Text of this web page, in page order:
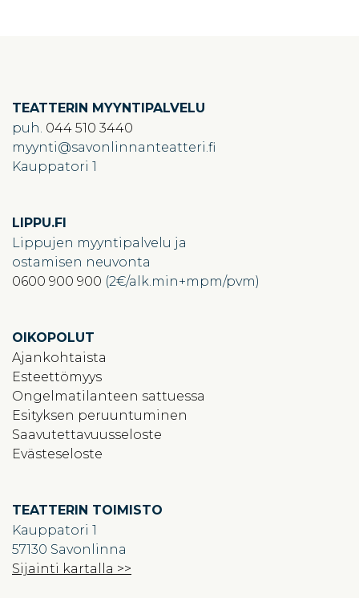
TEATTERIN MYYNTIPALVELU
puh. 044 510 3440
myynti
savonlinnanteatteri.fi
Kauppatori 1
LIPPU.FI
Lippujen myyntipalvelu ja
ostamisen neuvonta
0600 900 900 (2€/alk.min+mpm/pvm)
OIKOPOLUT
Ajankohtaista
Esteettömyys
Ongelmatilanteen sattuessa
Esityksen peruuntuminen
Saavutettavuusseloste
Evästeseloste
TEATTERIN TOIMISTO
Kauppatori 1
57130 Savonlinna
Sijainti kartalla >>